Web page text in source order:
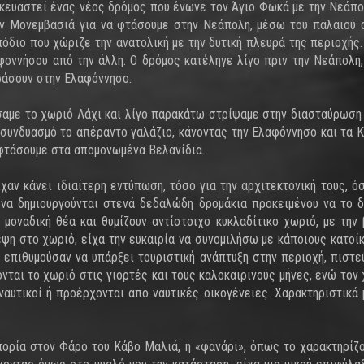
ένας νέος δρόμος που ένωνε τον Άγιο Φωκά με την
για να φτάσουμε στην Νεάπολη, μέσω του παλαιού
που χώριζε την ανατολική με την δυτική πλευρά της
από την άλλη. Ο δρόμος κατέληγε λίγο πριν την
στην Ελαφόννησο.
το χωριό Λάχι και λίγο παρακάτω στρίψαμε στην
το απέραντο γαλάζιο, κάνοντας την Ελαφόννησο και τα
στα απομονωμένα Βελανίδια.
κάνει ιδιαίτερη εντύπωση, τόσο για την αρχιτεκτονική τους,
στενά δεδαλώδη δρομάκια προκειμένου να το
θέα και θυμίζουν αντίστοιχο κυκλαδίτικο χωριό, με
στο χωριό, είχα την ευκαιρία να συνομιλήσω με κάποιους
να υπάρξει τουριστική ανάπτυξη στην περιοχή,
το χωριό στις γιορτές και τους καλοκαιρινούς μήνες, ενώ
ή προέρχονται απο ναυτικές οικογένειες.
στον Φάρο του Κάβο Μαλιά, ή «φανάρι», όπως το